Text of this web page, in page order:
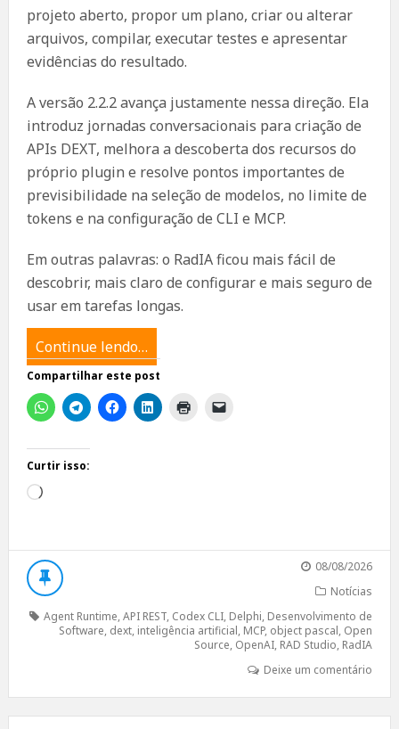
projeto aberto, propor um plano, criar ou alterar
arquivos, compilar, executar testes e apresentar
evidências do resultado.
A versão 2.2.2 avança justamente nessa direção. Ela
introduz jornadas conversacionais para criação de
APIs DEXT, melhora a descoberta dos recursos do
próprio plugin e resolve pontos importantes de
previsibilidade na seleção de modelos, no limite de
tokens e na configuração de CLI e MCP.
Em outras palavras: o RadIA ficou mais fácil de
descobrir, mais claro de configurar e mais seguro de
usar em tarefas longas.
Continue lendo…
Compartilhar este post
Curtir isso:
Carregando...
08/08/2026
Notícias
Agent Runtime,API REST, Codex CLI, Delphi, Desenvolvimento de
Software, dext, inteligência artificial, MCP, object pascal, Open
Source, OpenAI, RAD Studio, RadIA
Deixe um comentário